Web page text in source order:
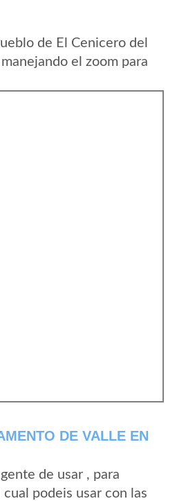
de El Cenicero del
el zoom para
DE VALLE EN
de usar , para
podeis usar con las